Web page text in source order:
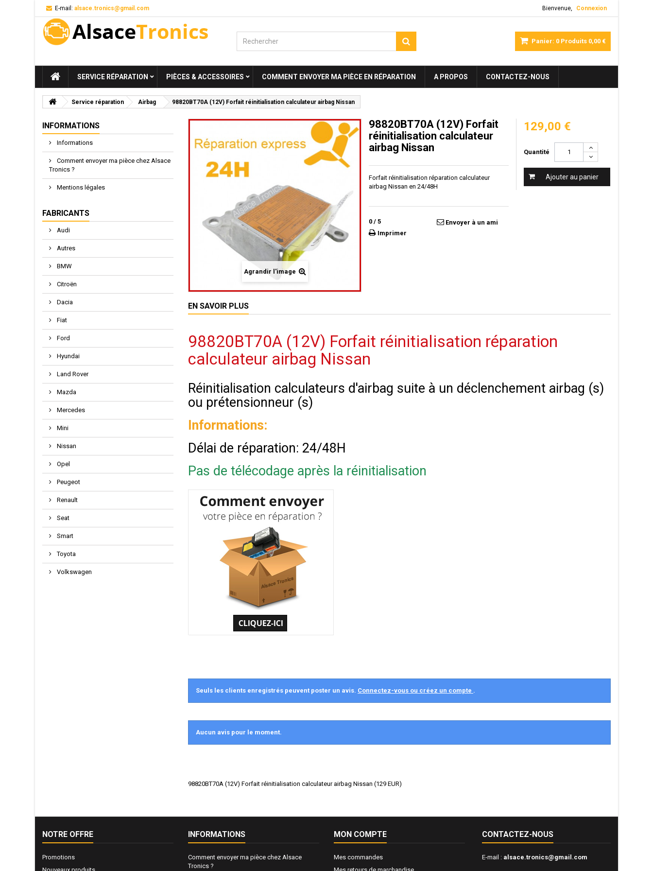
Bienvenue, Connexion
E-mail: alsace.tronics@gmail.com
Panier: 0 Produits 0,00 €
SERVICE RÉPARATION PIÈCES & ACCESSOIRES COMMENT ENVOYER MA PIÈCE EN RÉPARATION A PROPOS CONTACTEZ-NOUS
Service réparation Airbag 98820BT70A (12V) Forfait réinitialisation calculateur airbag Nissan
INFORMATIONS
Informations
Comment envoyer ma pièce chez Alsace
Tronics ?
Mentions légales
FABRICANTS
Audi
Autres
BMW
Citroën
Dacia
Fiat
Ford
Hyundai
Land Rover
Mazda
Mercedes
Mini
Nissan
Opel
Peugeot
Renault
Seat
Smart
Toyota
Volkswagen
Agrandir l'image
98820BT70A (12V) Forfait
réinitialisation calculateur
airbag Nissan
Forfait réinitialisation réparation calculateur
airbag Nissan en 24/48H
0 / 5
Envoyer à un ami
Imprimer
129,00 €
Quantité
Ajouter au panier
EN SAVOIR PLUS
98820BT70A (12V) Forfait réinitialisation réparation
calculateur airbag Nissan
Réinitialisation calculateurs d'airbag suite à un déclenchement airbag (s)
ou prétensionneur (s)
Informations:
Délai de réparation: 24/48H
Pas de télécodage après la réinitialisation
Seuls les clients enregistrés peuvent poster un avis. Connectez-vous ou créez un compte .
Aucun avis pour le moment.
98820BT70A (12V) Forfait réinitialisation calculateur airbag Nissan (129 EUR)
NOTRE OFFRE
Promotions
INFORMATIONS
Comment envoyer ma pièce chez Alsace
Tronics ?
MON COMPTE
Mes commandes
CONTACTEZ-NOUS
E-mail : alsace.tronics@gmail.com